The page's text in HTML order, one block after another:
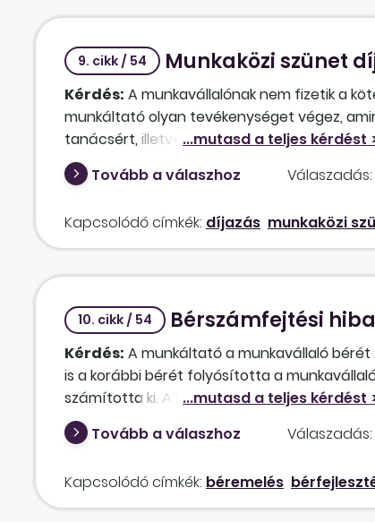
9. cikk / 54 Munkaközi szünet
Kérdés: A munkavállalónak nem fizetik a
munkáltató olyan tevékenységet végez,
tanácsért, illetve amennyiben a megbízó
kötelezően kiadandó szünet is, szintén
Tovább a válaszhoz Válaszadás:
Kapcsolódó címkék: díjazás munkaközi
10. cikk / 54 Bérszámfejtési
Kérdés: A munkáltató a munkavállaló
is a korábbi bérét folyósította a
számította ki. A hibát 2019 márciusában
Tovább a válaszhoz
Válaszadás:
Kapcsolódó címkék: béremelés